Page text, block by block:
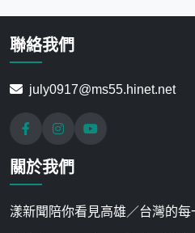
聯絡我們
july0917@ms55.hinet.net
關於我們
漾新聞陪你看見高雄／台灣的每